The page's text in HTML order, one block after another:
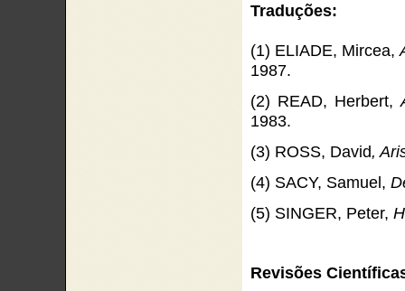
Traduções:
(1) ELIADE, Mircea,
1987.
(2) READ, Herbert,
1983.
(3) ROSS, David,
(4) SACY, Samuel,
(5) SINGER, Peter,
Revisões